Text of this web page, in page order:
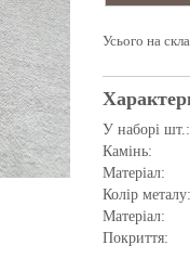
Усього на
У наборі шт.:
Камінь:
Матеріал:
Колір металу:
Матеріал:
Покриття: